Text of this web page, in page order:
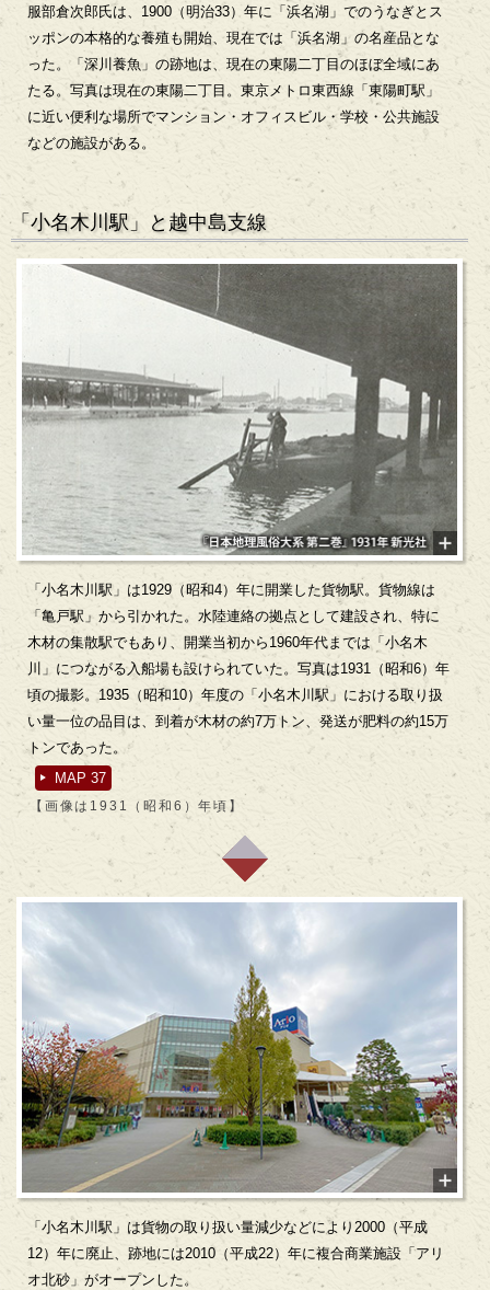
服部倉次郎氏は、1900（明治33）年に「浜名湖」でのうなぎとス
ッポンの本格的な養殖も開始、現在では「浜名湖」の名産品とな
った。「深川養魚」の跡地は、現在の東陽二丁目のほぼ全域にあ
たる。写真は現在の東陽二丁目。東京メトロ東西線「東陽町駅」
に近い便利な場所でマンション・オフィスビル・学校・公共施設
などの施設がある。
「小名木川駅」と越中島支線
「小名木川駅」は1929（昭和4）年に開業した貨物駅。貨物線は
「亀戸駅」から引かれた。水陸連絡の拠点として建設され、特に
木材の集散駅でもあり、開業当初から1960年代までは「小名木
川」につながる入船場も設けられていた。写真は1931（昭和6）年
頃の撮影。1935（昭和10）年度の「小名木川駅」における取り扱
い量一位の品目は、到着が木材の約7万トン、発送が肥料の約15万
トンであった。
MAP 37
【画像は1931（昭和6）年頃】
「小名木川駅」は貨物の取り扱い量減少などにより2000（平成
12）年に廃止、跡地には2010（平成22）年に複合商業施設「アリ
オ北砂」がオープンした。